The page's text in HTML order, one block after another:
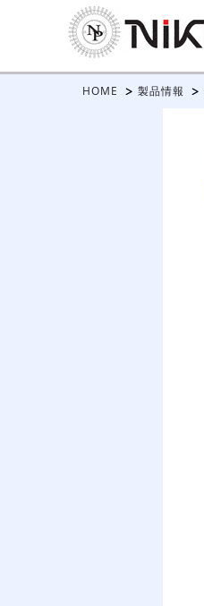
HOME 製品情報